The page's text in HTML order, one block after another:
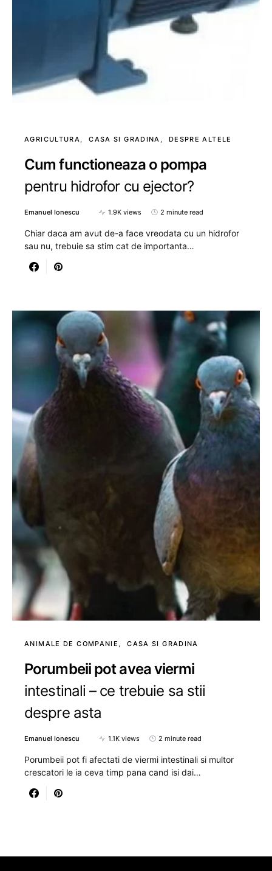
AGRICULTURA CASA SI GRADINA DESPRE ALTELE
Cum functioneaza o pompa
pentru hidrofor cu ejector?
Emanuel Ionescu 1.9K views 2 minute read
Chiar daca am avut de-a face vreodata cu un hidrofor
sau nu, trebuie sa stim cat de importanta…
ANIMALE DE COMPANIE CASA SI GRADINA
Porumbeii pot avea viermi
intestinali – ce trebuie sa stii
despre asta
Emanuel Ionescu 1.1K views 2 minute read
Porumbeii pot fi afectati de viermi intestinali si multor
crescatori le ia ceva timp pana cand isi dai…